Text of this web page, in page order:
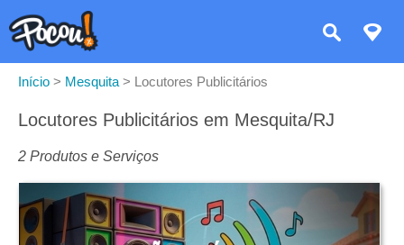
Início > Mesquita > Locutores Publicitários
Locutores Publicitários em Mesquita/RJ
2 Produtos e Serviços